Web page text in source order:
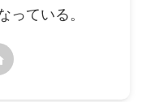
っている。